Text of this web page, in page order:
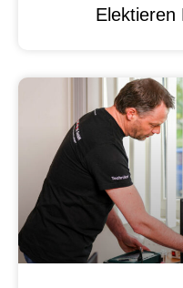
Elektieren